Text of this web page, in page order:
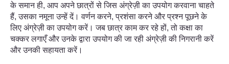
के समान ही, आप अपने छात्रों से जिस अंग्रेज़ी का उपयोग करवाना चाहते
हैं, उसका नमूना उन्हें दें। वर्णन करने, प्रशंसा करने और प्रश्न पूछने के
लिए अंग्रेज़ी का उपयोग करें। जब छात्र काम कर रहे हों, तो कक्षा का
चक्कर लगाएँ और उनके द्वारा उपयोग की जा रही अंग्रेज़ी की निगरानी करें
और उनकी सहायता करें।